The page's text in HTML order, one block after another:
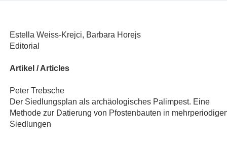
Estella Weiss-Krejci, Barbara Horejs
Editorial
Artikel / Articles
Peter Trebsche
Der Siedlungsplan als archäologisches Palimpest. Eine
Methode zur Datierung von Pfostenbauten in
Siedlungen